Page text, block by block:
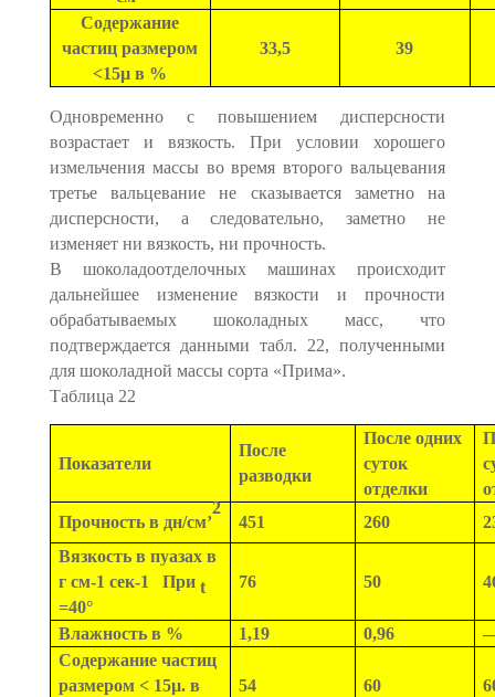
Содержание
частиц размером
<15µ в %
33,5 39
Одновременно с повышением дисперсности
возрастает и вязкость. При условии хорошего
измельчения массы во время второго вальцевания
третье вальцевание не сказывается заметно на
дисперсности, а следовательно, заметно не
изменяет ни вязкость, ни прочность.
В шоколадоотделочных машинах происходит
дальнейшее изменение вязкости и прочности
обрабатываемых шоколадных масс, что
подтверждается данными табл. 22, полученными
для шоколадной массы сорта «Прима».
Таблица 22
Показатели
После
разводки
После одних
суток
отделки
Прочность в дн/см’
2
451 260
Вязкость в пуазах в
г см-1 сек-1 Приt
=40°
76 50
Влажность в % 1,19 0,96
Содержание частиц
размером < 15µ. в
54 60